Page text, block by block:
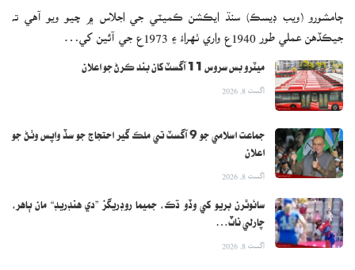
ڄامشورو (ويب ڊيسڪ) سنڌ ايڪشن ڪميٽي جي اجلاس ۾ چيو ويو آهي ته
جيڪڏهن عملي طور 1940ع واري ٺهراءُ ۽ 1973ع جي آئين کي…
ميٽرو بس سروس 11 آگسٽ کان بند ڪرڻ جو اعلان
اگست 8, 2026
جماعت اسلامي جو 9 آگسٽ تي ملڪ گير احتجاج جو سڏ واپس وٺڻ جو
اعلان
اگست 8, 2026
سائوٿرن بريو کي وڏو ڌڪ، جميما روڊريگز ”دي هنڊريڊ“ مان ٻاهر،
چارلي ناٽ…
اگست 8, 2026